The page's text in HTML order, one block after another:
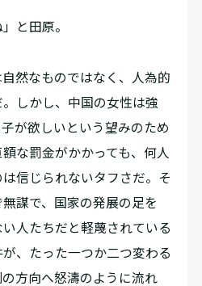
と田原。
然なものではなく、人為的
しかし、中国の女性は強
が欲しいという望みのため
な罰金がかかっても、何人
信じられないタフさだ。そ
謀で、国家の発展の足を
人たちだと軽蔑されている
、たった一つか二つ変わる
方向へ怒濤のように流れ